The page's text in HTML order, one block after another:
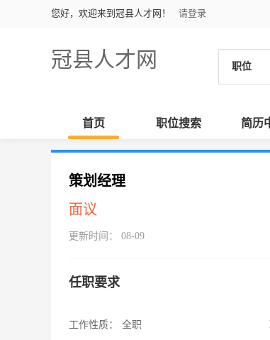
您好，欢迎来到冠县人才网！ 请登录
冠县人才网 职位
首页 职位搜索 简历
策划经理
面议
更新时间： 08-09
任职要求
工作性质：
全职